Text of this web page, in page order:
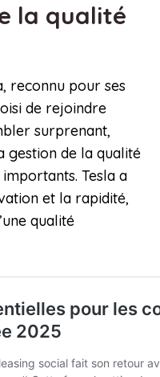
la qualité
reconnu pour ses
de rejoindre
surprenant,
gestion de la qualité
Tesla a
et la rapidité,
qualité